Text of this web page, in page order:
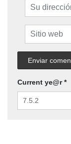
Current ye@r*